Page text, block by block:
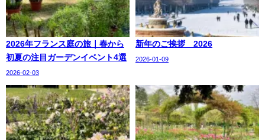
2026年フランス庭の旅｜春から
初夏の注目ガーデンイベント4選
2026-02-03
新年のご挨拶 2026
2026-01-09